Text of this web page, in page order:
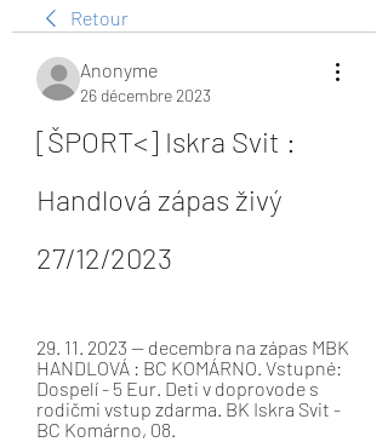
Retour
Anonyme
26 décembre 2023
[ŠPORT<] Iskra Svit :
Handlová zápas živý
27/12/2023
29. 11. 2023 — decembra na zápas MBK
HANDLOVÁ : BC KOMÁRNO. Vstupné:
Dospelí - 5 Eur. Deti v doprovode s
rodičmi vstup zdarma. BK Iskra Svit -
BC Komárno, 08.